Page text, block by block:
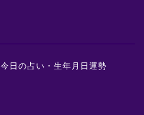
今日の占い・生年月日運勢